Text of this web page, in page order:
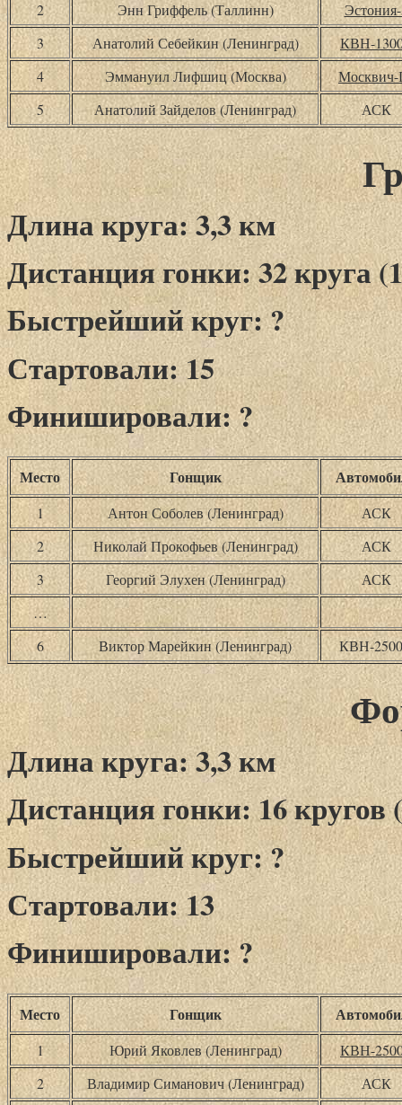
2
Энн Гриффель (Таллинн)
3
Анатолий Себейкин (Ленинград)
КВН-
4
Эммануил Лифшиц (Москва)
Москвич-
5
Анатолий Зайделов (Ленинград) АСК
Длина круга: 3,3 км
Дистанция гонки: 32 круга
Быстрейший круг: ?
Стартовали: 15
Финишировали: ?
Место Гонщик
1 Антон Соболев (Ленинград)
АСК
2
Николай Прокофьев (Ленинград)
АСК
3
Георгий Элухен (Ленинград)
АСК
…
6
Виктор Марейкин (Ленинград) КВН-
Длина круга: 3,3 км
Дистанция гонки: 16 кругов
Быстрейший круг: ?
Стартовали: 13
Финишировали: ?
Место Гонщик
1 Юрий Яковлев (Ленинград)
КВН-
2
Владимир Симанович (Ленинград)
АСК